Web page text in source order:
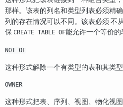
那样。该表的列名和类型列表必须精确
列的存在情况可以不同。该表必须 不
保 CREATE TABLE OF能允许一个等价的
NOT OF
这种形式解除一个有类型的表和其类型
OWNER
这种形式把表、序列、视图、物化视